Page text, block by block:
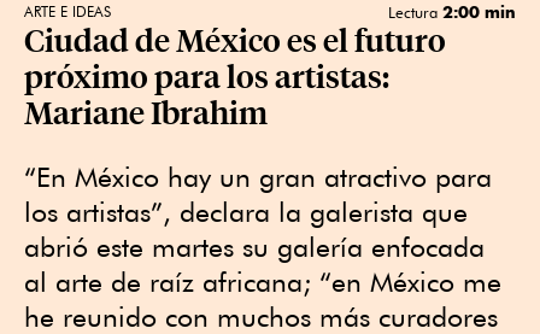
ARTE E IDEAS Lectura 2:00 min
Ciudad de México es el futuro
próximo para los artistas:
Mariane Ibrahim
“En México hay un gran atractivo para
los artistas”, declara la galerista que
abrió este martes su galería enfocada
al arte de raíz africana; “en México me
he reunido con muchos más curadores